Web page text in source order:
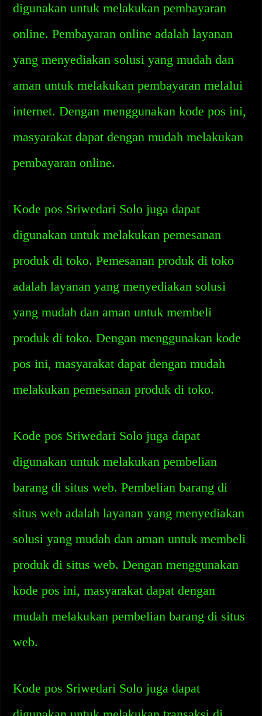
digunakan untuk melakukan pembayaran
online. Pembayaran online adalah layanan
yang menyediakan solusi yang mudah dan
aman untuk melakukan pembayaran melalui
internet. Dengan menggunakan kode pos ini,
masyarakat dapat dengan mudah melakukan
pembayaran online.
Kode pos Sriwedari Solo juga dapat
digunakan untuk melakukan pemesanan
produk di toko. Pemesanan produk di toko
adalah layanan yang menyediakan solusi
yang mudah dan aman untuk membeli
produk di toko. Dengan menggunakan kode
pos ini, masyarakat dapat dengan mudah
melakukan pemesanan produk di toko.
Kode pos Sriwedari Solo juga dapat
digunakan untuk melakukan pembelian
barang di situs web. Pembelian barang di
situs web adalah layanan yang menyediakan
solusi yang mudah dan aman untuk membeli
produk di situs web. Dengan menggunakan
kode pos ini, masyarakat dapat dengan
mudah melakukan pembelian barang di situs
web.
Kode pos Sriwedari Solo juga dapat